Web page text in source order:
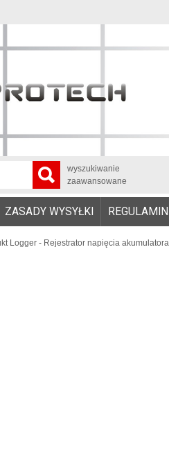
wyszukiwanie
zaawansowane
ZASADY WYSYŁKI REGULAMIN
Logger - Rejestrator napięcia akumulatora